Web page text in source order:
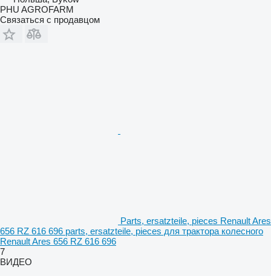
PHU AGROFARM
Связаться с продавцом
Parts, ersatzteile, pieces Renault Ares
656 RZ 616 696 parts, ersatzteile, pieces для трактора колесного
Renault Ares 656 RZ 616 696
7
ВИДЕО